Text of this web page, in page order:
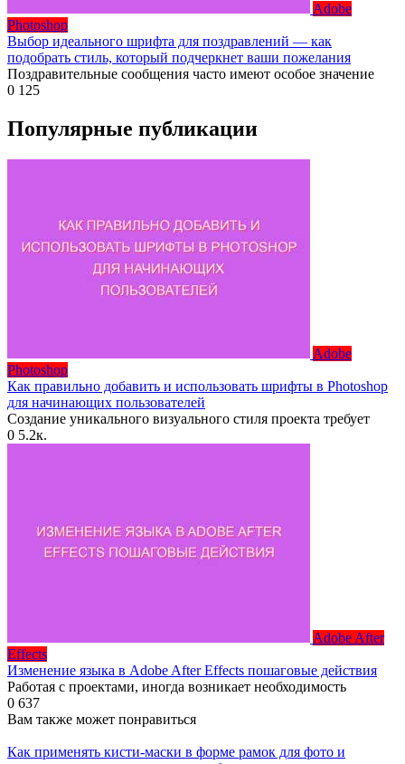
Adobe
Photoshop
Выбор идеального шрифта для поздравлений — как
подобрать стиль, который подчеркнет ваши пожелания
Поздравительные сообщения часто имеют особое значение
0 125
Популярные публикации
Adobe
Photoshop
Как правильно добавить и использовать шрифты в Photoshop
для начинающих пользователей
Создание уникального визуального стиля проекта требует
0 5.2к.
Adobe After
Effects
Изменение языка в Adobe After Effects пошаговые действия
Работая с проектами, иногда возникает необходимость
0 637
Вам также может понравиться
Как применять кисти-маски в форме рамок для фото и